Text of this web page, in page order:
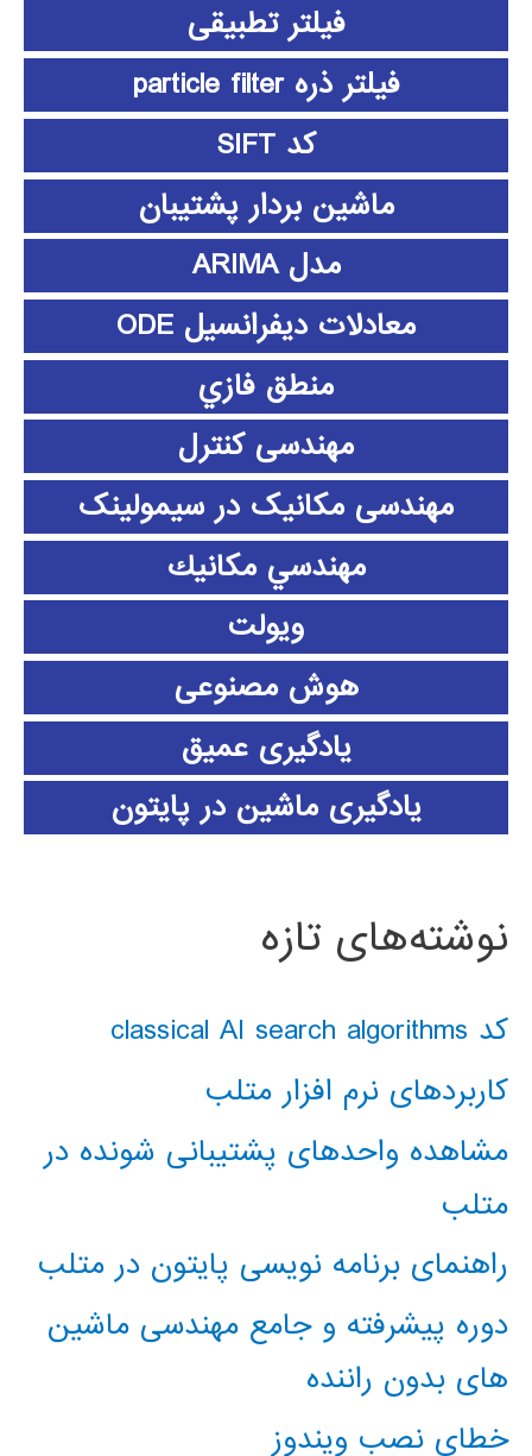
فیلتر تطبیقی
فیلتر ذره particle filter
کد SIFT
ماشین بردار پشتیبان
مدل ARIMA
معادلات دیفرانسیل ODE
منطق فازي
مهندسی کنترل
مهندسی مکانیک در سیمولینک
مهندسي مكانيك
ویولت
هوش مصنوعی
یادگیری عمیق
یادگیری ماشین در پایتون
نوشته‌های تازه
کد classical AI search algorithms
کاربردهای نرم افزار متلب
مشاهده واحدهای پشتیبانی شونده در
متلب
راهنمای برنامه نویسی پایتون در متلب
دوره پیشرفته و جامع مهندسی ماشین
های بدون راننده
خطای نصب ویندوز